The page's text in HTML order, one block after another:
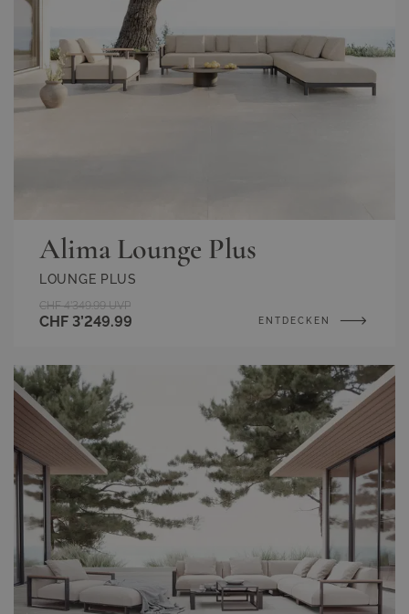
Alima Lounge Plus
LOUNGE PLUS
CHF 3’249.99
CHF 4’349.99 UVP
ENTDECKEN